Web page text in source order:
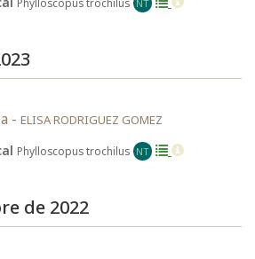
NT
- ELISA RODRIGUEZ GOMEZ
Phylloscopus trochilus NT
de 2022